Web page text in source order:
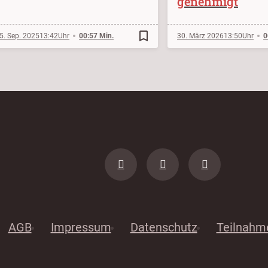
Sep. 202513:42 00:57 Min. bookmark_border 30. März 202613:50
AGB Impressum Datenschutz